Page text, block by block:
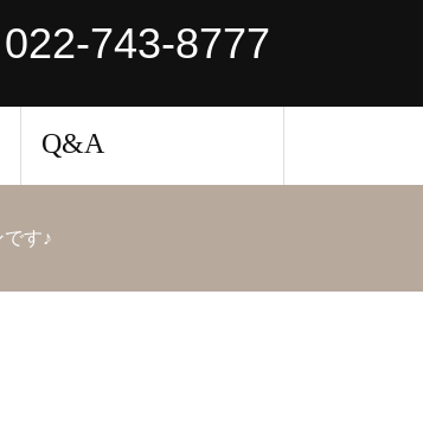
022-743-8777
Q&A
す♪